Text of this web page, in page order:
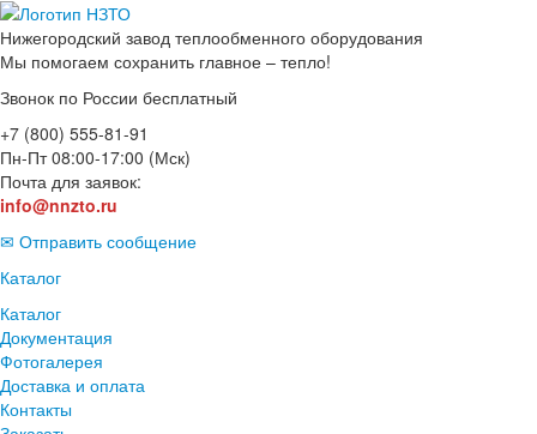
Нижегородский завод теплообменного оборудования
Мы помогаем сохранить главное – тепло!
Звонок по России бесплатный
+7 (800) 555-81-91
Пн-Пт 08:00-17:00 (Мск)
Почта для заявок:
info@nnzto.ru
✉ Отправить сообщение
Каталог
Каталог
Документация
Фотогалерея
Доставка и оплата
Контакты